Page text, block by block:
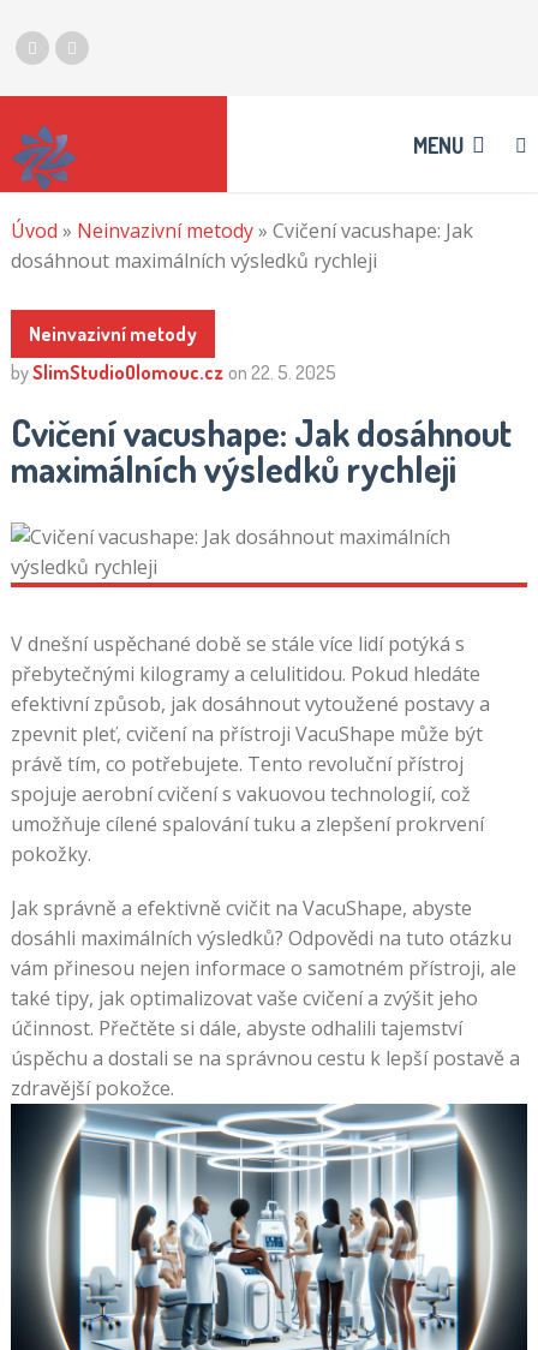
MENU
Úvod » Neinvazivní metody» Cvičení vacushape: Jak
dosáhnout maximálních výsledků rychleji
Neinvazivní metody
bySlimStudioOlomouc.cz on 22. 5. 2025
Cvičení vacushape: Jak dosáhnout
maximálních výsledků rychleji
V dnešní uspěchané době se stále více lidí potýká s
přebytečnými kilogramy a celulitidou. Pokud hledáte
efektivní způsob, jak dosáhnout vytoužené postavy a
zpevnit pleť, cvičení na přístroji VacuShape může být
právě tím, co potřebujete. Tento revoluční přístroj
spojuje aerobní cvičení s vakuovou technologií, což
umožňuje cílené spalování tuku a zlepšení prokrvení
pokožky.
Jak správně a efektivně cvičit na VacuShape, abyste
dosáhli maximálních výsledků? Odpovědi na tuto otázku
vám přinesou nejen informace o samotném přístroji, ale
také tipy, jak optimalizovat vaše cvičení a zvýšit jeho
účinnost. Přečtěte si dále, abyste odhalili tajemství
úspěchu a dostali se na správnou cestu k lepší postavě a
zdravější pokožce.